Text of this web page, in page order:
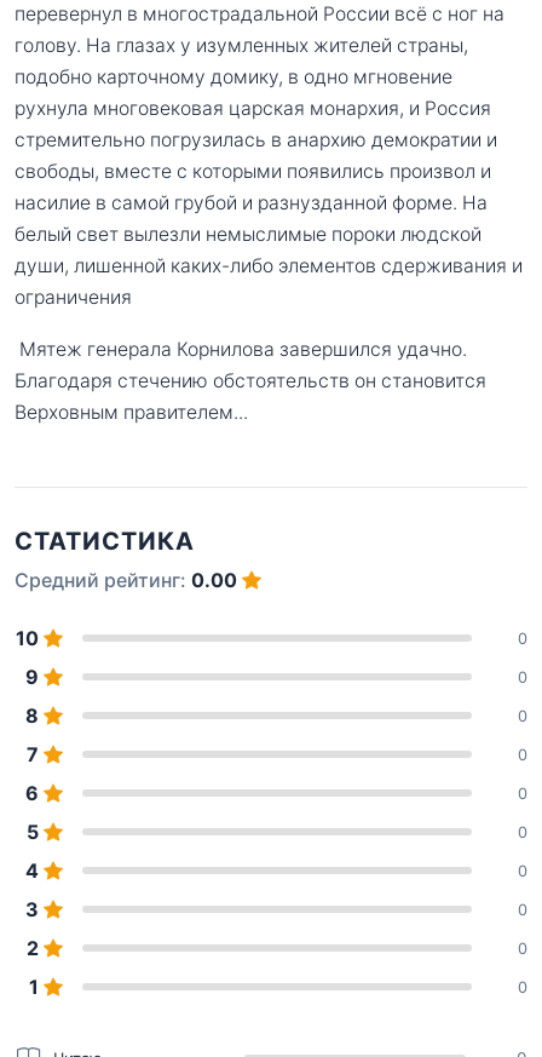
перевернул в многострадальной России всё с ног на
голову. На глазах у изумленных жителей страны,
подобно карточному домику, в одно мгновение
рухнула многовековая царская монархия, и Россия
стремительно погрузилась в анархию демократии и
свободы, вместе с которыми появились произвол и
насилие в самой грубой и разнузданной форме. На
белый свет вылезли немыслимые пороки людской
души, лишенной каких-либо элементов сдерживания и
ограничения
Мятеж генерала Корнилова завершился удачно.
Благодаря стечению обстоятельств он становится
Верховным правителем...
СТАТИСТИКА
Средний рейтинг: 0.00
10 0
9 0
8 0
7 0
6 0
5 0
4 0
3 0
2 0
1 0